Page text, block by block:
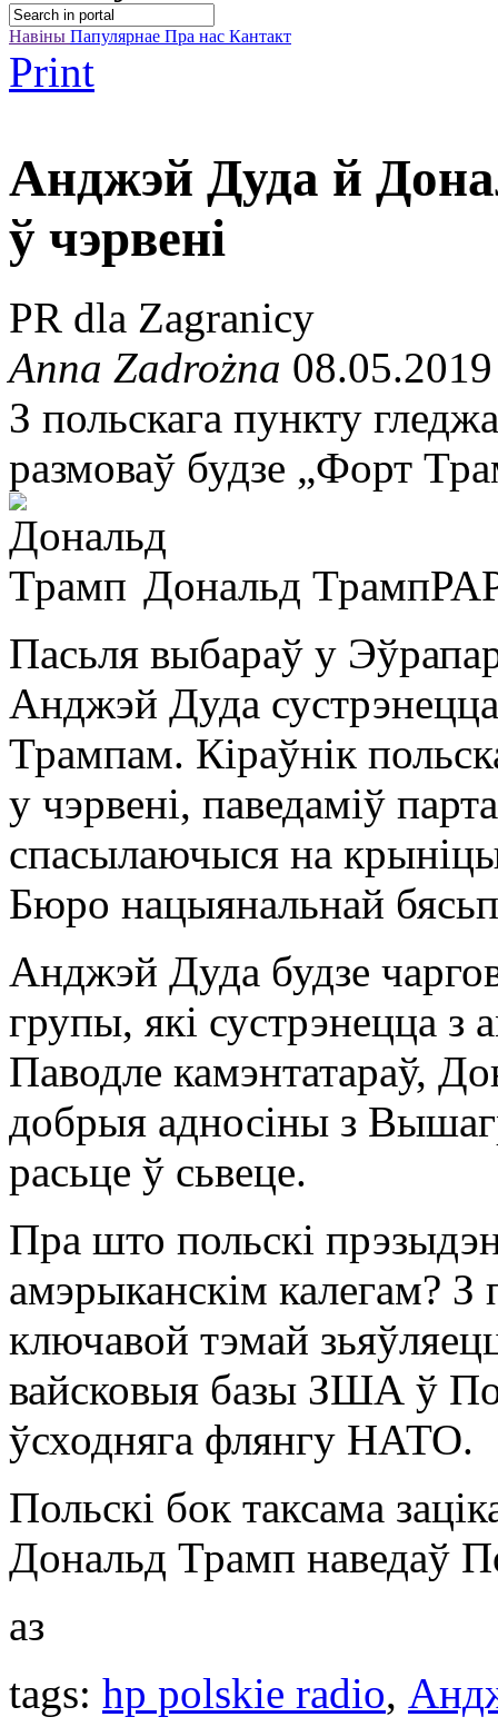
Навіны Папулярнае Пра нас Кантакт
Print
Анджэй Дуда й
ў чэрвені
PR dla Zagranicy
Anna Zadrożna
З польскага пункту
размоваў будзе „Форт
Дональд Трамп
Пасьля выбараў у
Анджэй Дуда
Трампам. Кіраўнік
у чэрвені, паведаміў
спасылаючыся на
Бюро нацыянальнай
Анджэй Дуда будзе
групы, які сустрэнецца з
Паводле камэнтатараў,
добрыя адносіны з
расьце ў сьвеце.
Пра што польскі
амэрыканскім калегам? З
ключавой тэмай
вайсковыя базы ЗША ў
ўсходняга флянгу НАТО.
Польскі бок таксама
Дональд Трамп наведаў
аз
tags: hp polskie radio,